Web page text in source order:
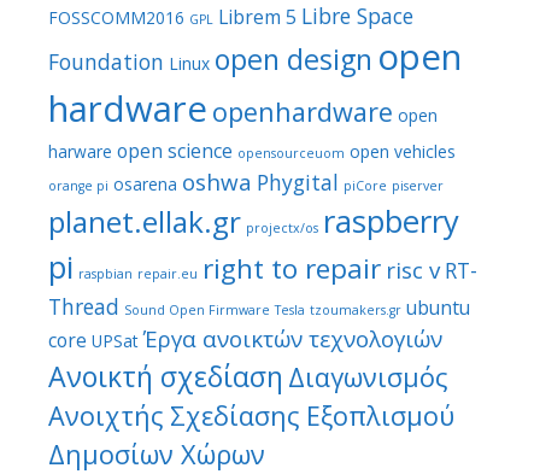
FOSSCOMM2016 GPL Librem 5 Libre Space
Foundation Linux open design open
hardware openhardware open
harware open science opensourceuom open vehicles
orange pi osarena oshwa Phygital piCore piserver
planet.ellak.gr projectx/os raspberry
pi raspbian repair.eu right to repair risc v RT-
Thread Sound Open Firmware Tesla tzoumakers.gr ubuntu
core UPSat Έργα ανοικτών τεχνολογιών
Ανοικτή σχεδίαση Διαγωνισμός
Ανοιχτής Σχεδίασης Εξοπλισμού
Δημοσίων Χώρων